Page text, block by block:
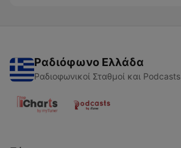
Ραδιόφωνο Ελλάδα
Ραδιοφωνικοί Σταθμοί και Podcasts